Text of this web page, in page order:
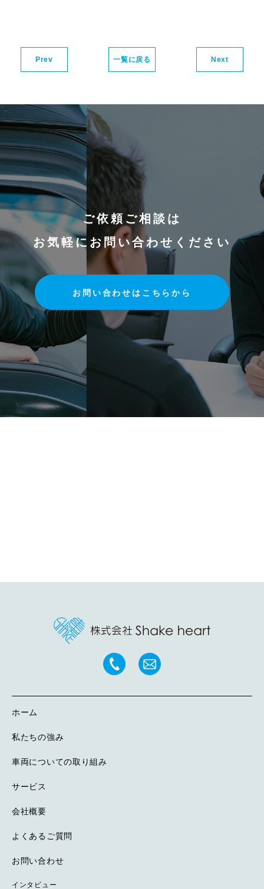
Prev 一覧に戻る Next
ご依頼ご相談は
お気軽にお問い合わせください
お問い合わせはこちらから
ホーム
私たちの強み
車両についての取り組み
サービス
会社概要
よくあるご質問
お問い合わせ
インタビュー